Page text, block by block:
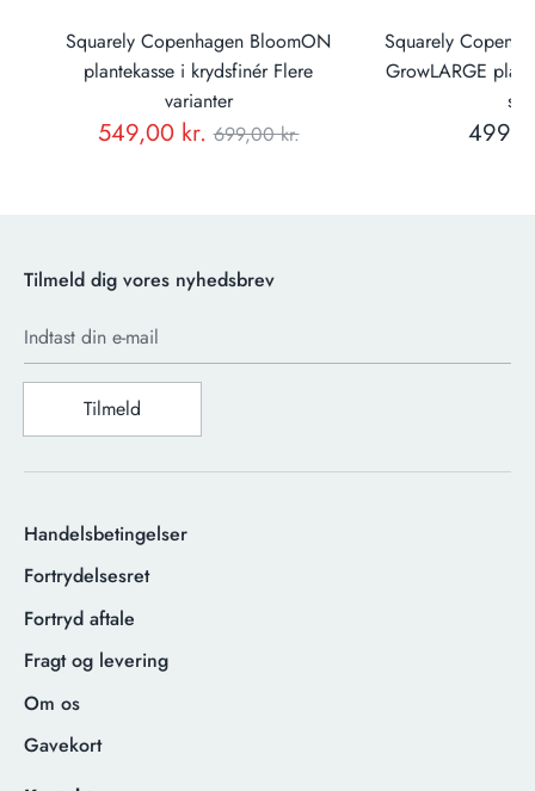
Squarely Copenhagen BloomON
plantekasse i krydsfinér Flere
varianter
549,00 kr. Normal
699,00 kr.
Squarely
GrowLARGE
Tilmeld dig vores nyhedsbrev
Indtast din e-mail
Tilmeld
Handelsbetingelser
Fortrydelsesret
Fortryd aftale
Fragt og levering
Om os
Gavekort